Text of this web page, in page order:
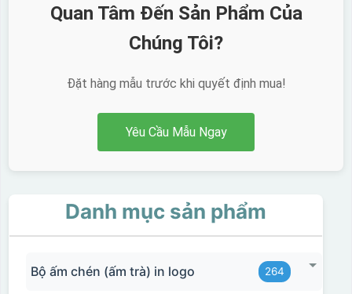
Quan Tâm Đến Sản Phẩm Của
Chúng Tôi?
Đặt hàng mẫu trước khi quyết định mua!
Yêu Cầu Mẫu Ngay
Danh mục sản phẩm
Bộ ấm chén (ấm trà) in logo 264